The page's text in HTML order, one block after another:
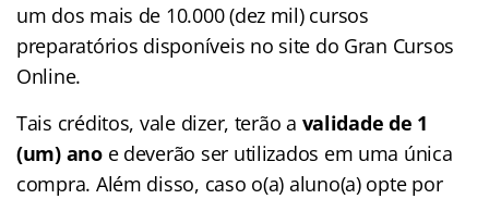
um dos mais de 10.000 (dez mil) cursos
preparatórios disponíveis no site do Gran Cursos
Online.
Tais créditos, vale dizer, terão a validade de 1
(um) anoe deverão ser utilizados em uma única
compra. Além disso, caso o(a) aluno(a) opte por